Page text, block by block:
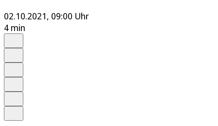
02.10.2021, 09:00 Uhr
4 min